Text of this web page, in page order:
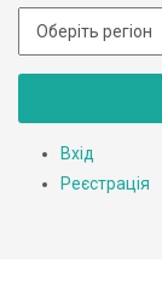
Вхід
Реєстрація